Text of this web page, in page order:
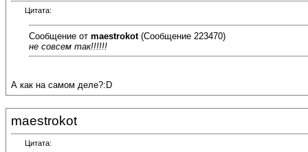
Цитата:
Сообщение от maestrokot(Сообщение 223470)
не совсем так!!!!!!
А как на самом деле?:D
maestrokot
Цитата: